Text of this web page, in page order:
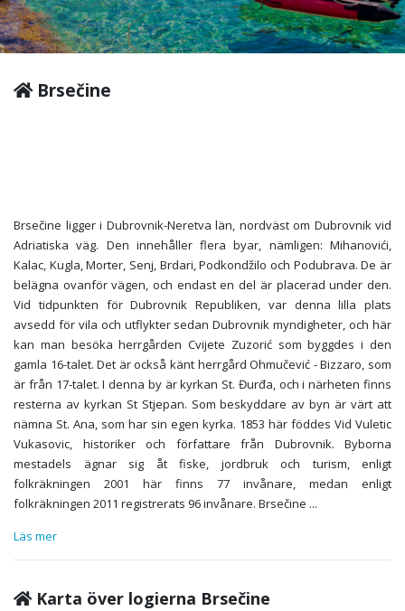
Brsečine
Brsečine ligger i Dubrovnik-Neretva län, nordväst om Dubrovnik vid
Adriatiska väg. Den innehåller flera byar, nämligen: Mihanovići,
Kalac, Kugla, Morter, Senj, Brdari, Podkondžilo och Podubrava. De är
belägna ovanför vägen, och endast en del är placerad under den.
Vid tidpunkten för Dubrovnik Republiken, var denna lilla plats
avsedd för vila och utflykter sedan Dubrovnik myndigheter, och här
kan man besöka herrgården Cvijete Zuzorić som byggdes i den
gamla 16-talet. Det är också känt herrgård Ohmučević - Bizzaro, som
är från 17-talet. I denna by är kyrkan St. Đurđa, och i närheten finns
resterna av kyrkan St Stjepan. Som beskyddare av byn är värt att
nämna St. Ana, som har sin egen kyrka. 1853 här föddes Vid Vuletic
Vukasovic, historiker och författare från Dubrovnik. Byborna
mestadels ägnar sig åt fiske, jordbruk och turism, enligt
folkräkningen 2001 här finns 77 invånare, medan enligt
folkräkningen 2011 registrerats 96 invånare. Brsečine ...
Läs mer
Karta över logierna Brsečine